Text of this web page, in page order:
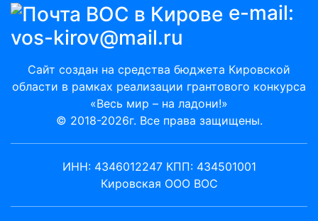
e-mail:
vos-kirov@mail.ru
Сайт создан на средства бюджета Кировской
области в рамках реализации грантового конкурса
«Весь мир – на ладони!»
© 2018-2026г. Все права защищены.
ИНН: 4346012247 КПП: 434501001
Кировская ООО ВОС